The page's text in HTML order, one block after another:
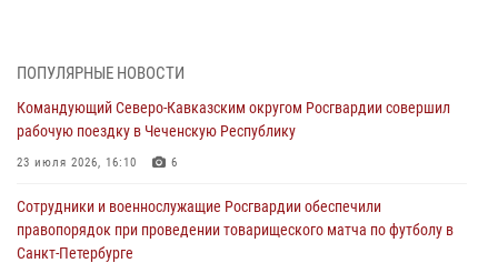
Представители ФСБ России по Уральскому округу Росгвардии и
Кузнецова
07 августа 2026, 12:00
Смольного собора в Санкт-Петербурге (видео)
07 августа 2026, 11:34 3
ПОПУЛЯРНЫЕ НОВОСТИ
Командующий Северо-Кавказским округом Росгвардии совершил
рабочую поездку в Чеченскую Республику
23 июля 2026, 16:10 6
Сотрудники и военнослужащие Росгвардии обеспечили
правопорядок при проведении товарищеского матча по футболу в
Санкт-Петербурге